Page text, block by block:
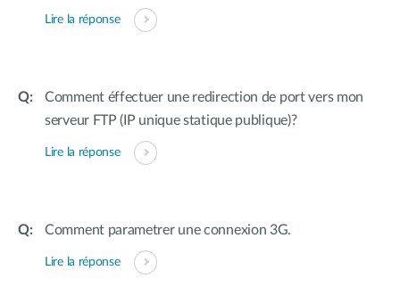
Lire la réponse
Comment éffectuer une redirection de port vers mon
serveur FTP (IP unique statique publique)?
Lire la réponse
Comment parametrer une connexion 3G.
Lire la réponse